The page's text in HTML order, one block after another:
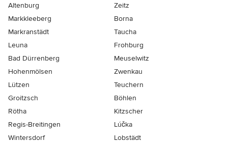
Altenburg
Zeitz
Markkleeberg
Borna
Markranstädt
Taucha
Leuna
Frohburg
Bad Dürrenberg
Meuselwitz
Hohenmölsen
Zwenkau
Lützen
Teuchern
Groitzsch
Böhlen
Rötha
Kitzscher
Regis-Breitingen
Lúčka
Wintersdorf
Lobstädt